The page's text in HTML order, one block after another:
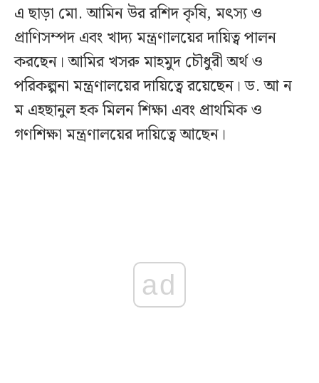
এ ছাড়া মো. আমিন উর রশিদ কৃষি, মৎস্য ও
প্রাণিসম্পদ এবং খাদ্য মন্ত্রণালয়ের দায়িত্ব পালন
করছেন। আমির খসরু মাহমুদ চৌধুরী অর্থ ও
পরিকল্পনা মন্ত্রণালয়ের দায়িত্বে রয়েছেন। ড. আ ন
ম এহছানুল হক মিলন শিক্ষা এবং প্রাথমিক ও
গণশিক্ষা মন্ত্রণালয়ের দায়িত্বে আছেন।
ad